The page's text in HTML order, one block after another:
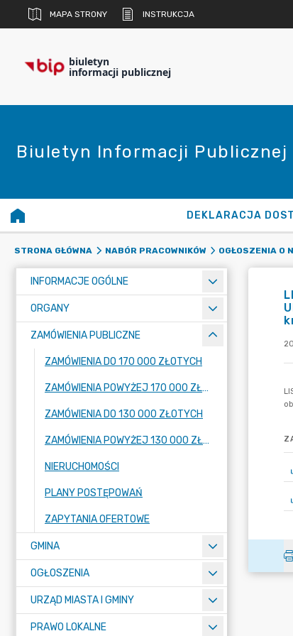
MAPA STRONY INSTRUKCJA
biuletyn
informacji publicznej
Biuletyn Informacji Publicznej
DEKLARACJA
STRONA GŁÓWNA NABÓR PRACOWNIKÓW OGŁOSZENIA O
INFORMACJE OGÓLNE
ORGANY
ZAMÓWIENIA PUBLICZNE
ZAMÓWIENIA DO 170 000 ZŁOTYCH
ZAMÓWIENIA POWYŻEJ 170 000 ZŁOTYCH
ZAMÓWIENIA DO 130 000 ZŁOTYCH
ZAMÓWIENIA POWYŻEJ 130 000 ZŁOTYCH
NIERUCHOMOŚCI
PLANY POSTĘPOWAŃ
ZAPYTANIA OFERTOWE
GMINA
OGŁOSZENIA
URZĄD MIASTA I GMINY
PRAWO LOKALNE